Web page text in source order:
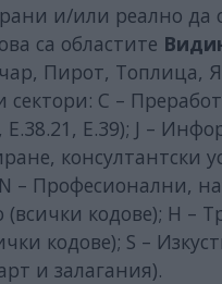
и/или реално
са областите
Пирот, Топлица,
C –
E.39); J –
консултантски
– Професионални,
кодове); H –
кодове); S –
и залагания).